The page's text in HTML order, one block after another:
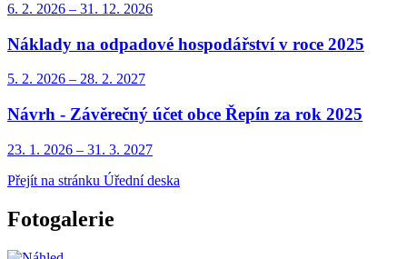
6. 2. 2026 – 31. 12. 2026
Náklady na odpadové hospodářství v roce 2025
5. 2. 2026 – 28. 2. 2027
Návrh - Závěrečný účet obce Řepín za rok 2025
23. 1. 2026 – 31. 3. 2027
Přejít na stránku Úřední deska
Fotogalerie